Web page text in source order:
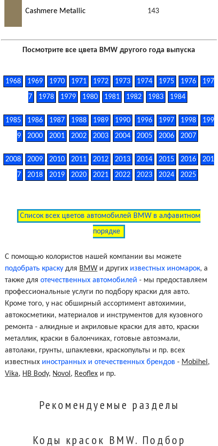
Cashmere Metallic 143
Посмотрите все цвета BMW другого года выпуска
1968 1969 1970 1971 1972 1973 1974 1975 1976
197
7
1978 1979 1980 1981 1982 1983 1984
1985 1986 1987 1988 1989 1990 1996 1997 1998
199
9
2000 2001 2002 2003 2004 2005 2006 2007
2008 2009 2010 2011 2012 2013 2014 2015 2016
201
7
2018 2019 2020 2021 2022 2023 2024 2025
Список всех цветов автомобилей BMW в алфавитном
порядке
С помощью колористов нашей компании вы можете
подобрать краску для BMW и других известных иномарок, а
также дляотечественных автомобилей - мы предоставляем
профессиональные услуги по подбору краски для авто.
Кроме того, у нас обширный ассортимент автохимии,
автокосметики, материалов и инструментов для кузовного
ремонта - алкидные и акриловые краски для авто, краски
металлик, краски в балончиках, готовые автоэмали,
автолаки, грунты, шпаклевки, краскопульты и пр. всех
известных иностранных и отечественных брендов - Mobihel ,
Vika, HB Body, Novol , Reoflex и пр.
Рекомендуемые разделы
Коды красок BMW. Подбор